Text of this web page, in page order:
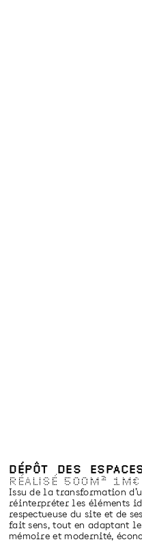
DÉPÔT DES
RÉALISÉ 500M 2 1M€
Issu de la transformation
réinterpréter les éléments
respectueuse du site et de
fait sens, tout en adaptant
mémoire et modernité,